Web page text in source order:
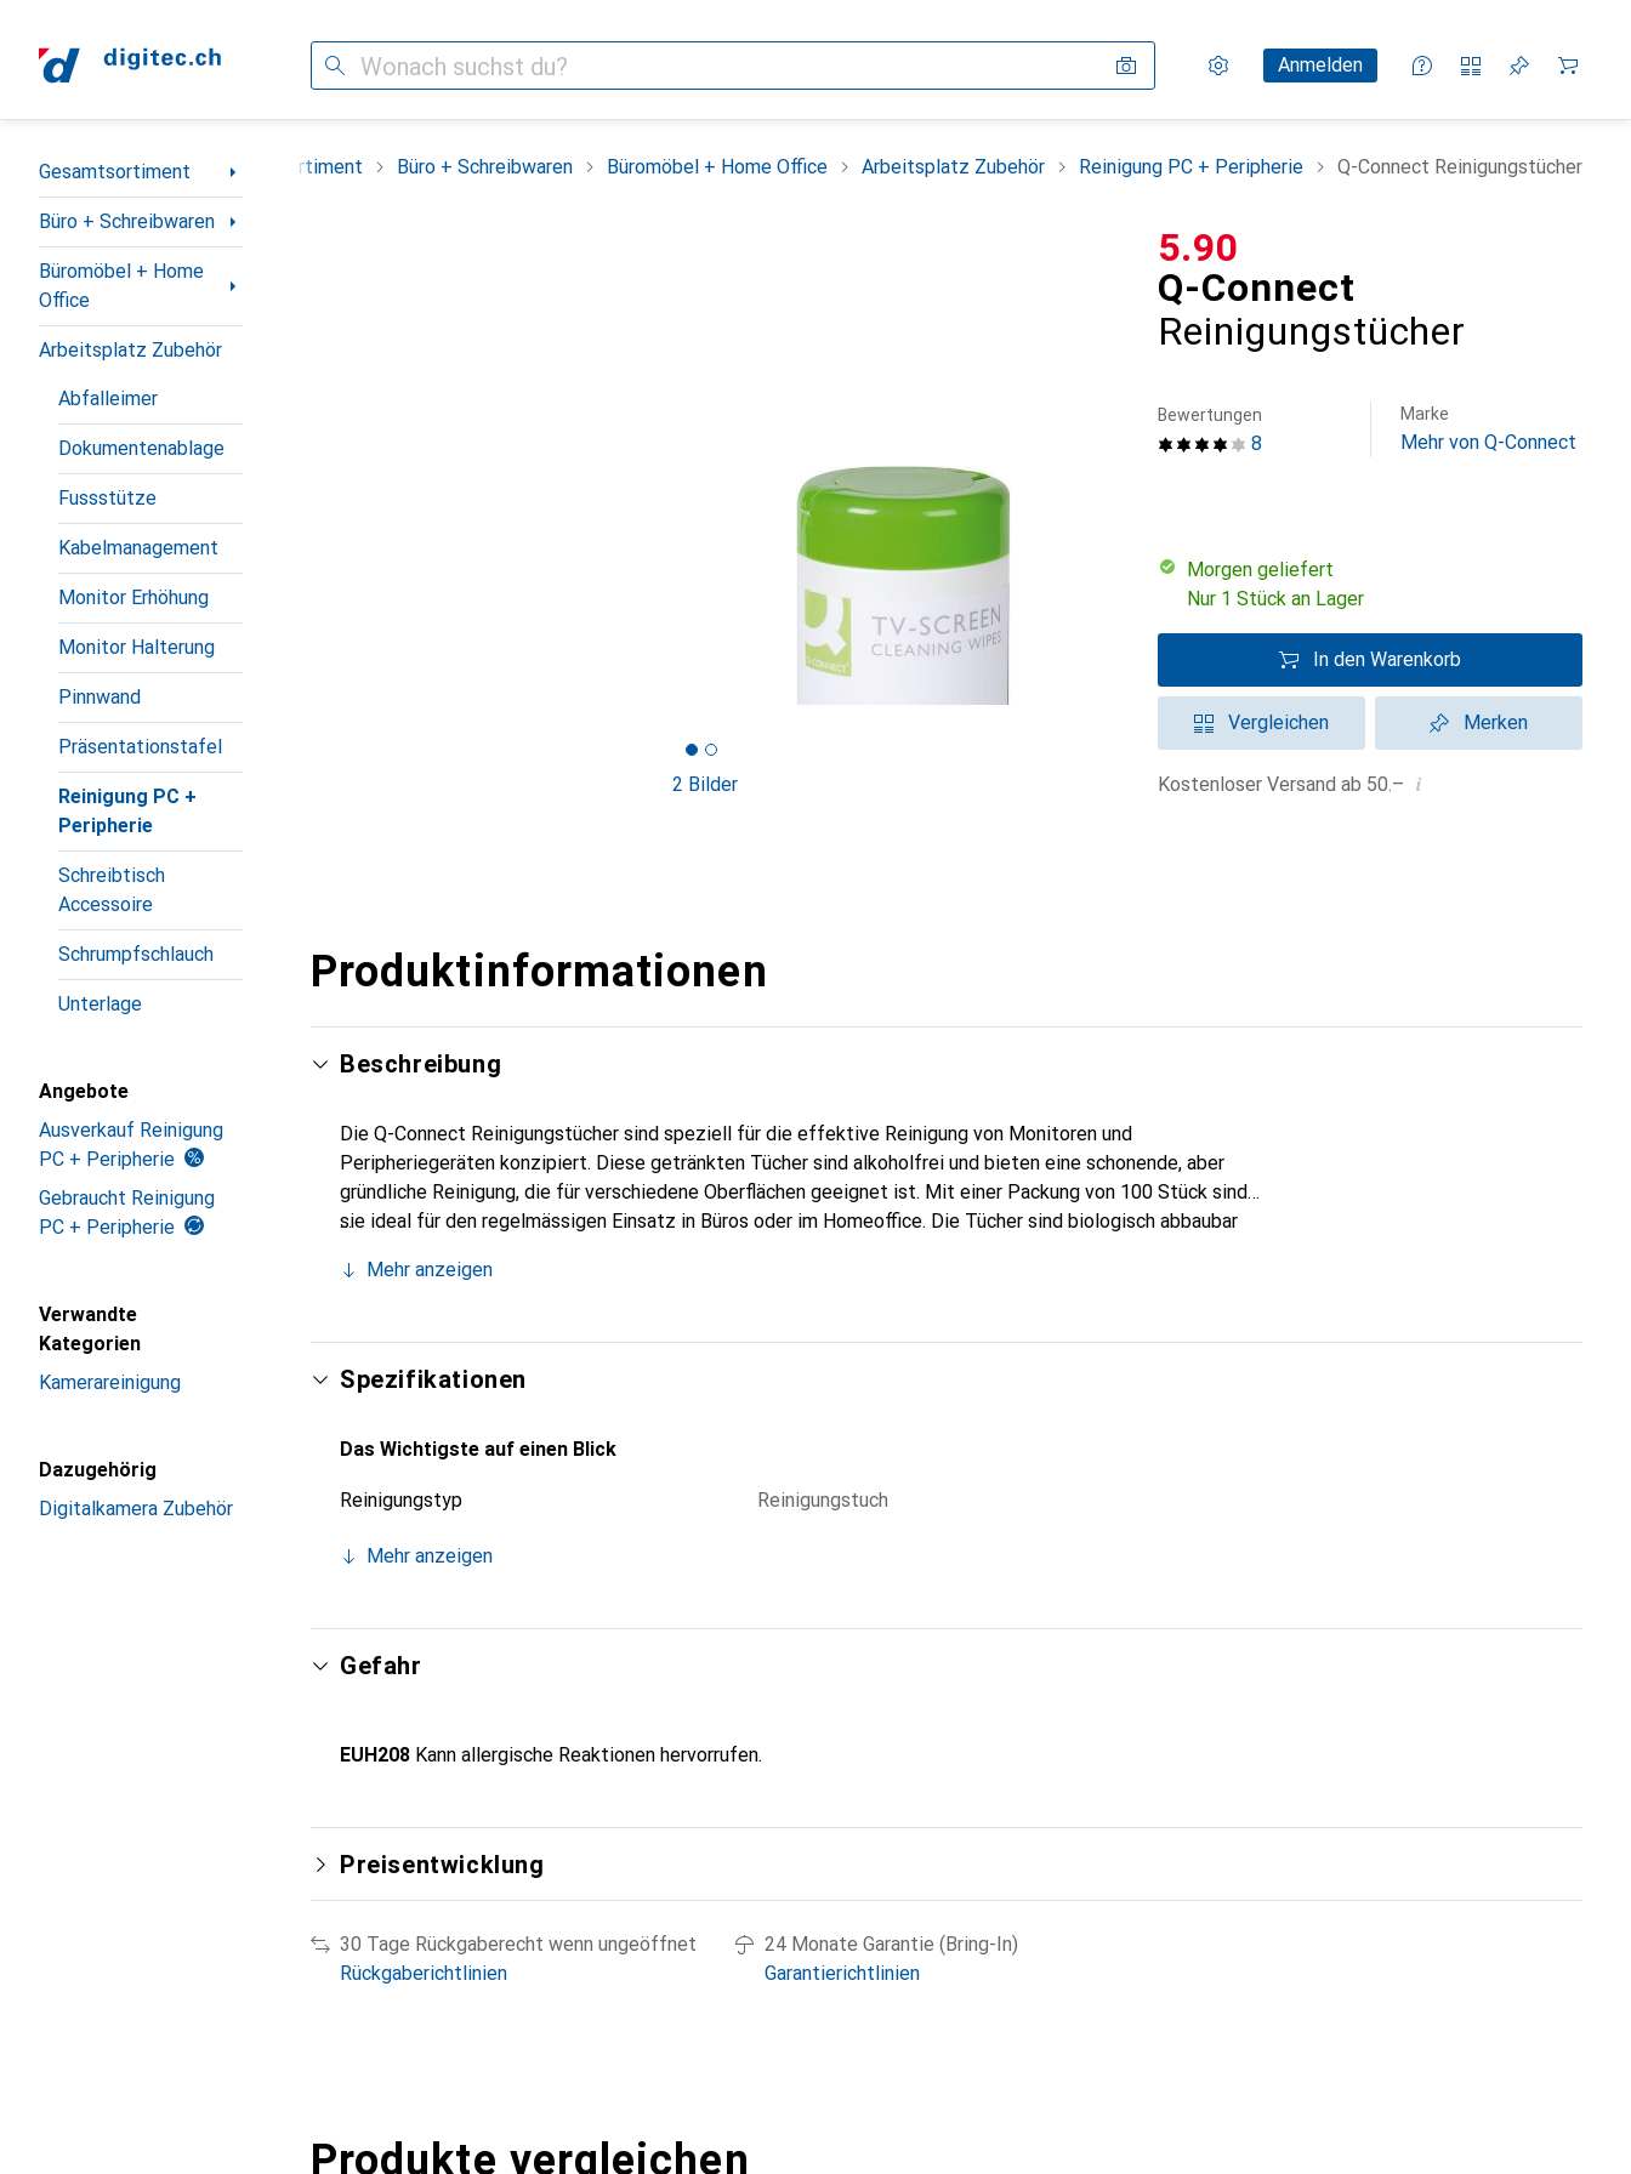
Suche Einstellungen
KundenkontoAnmelden
Vergleichslisten
Merklisten
Warenkorb
Navigation nach Kategorien
Gesamtsortiment
Büro + Schreibwaren
Büromöbel + Home
Office
Arbeitsplatz Zubehör
Abfalleimer
Dokumentenablage
Fussstütze
Kabelmanagement
Monitor Erhöhung
Monitor Halterung
Pinnwand
Präsentationstafel
Reinigung PC +
Peripherie
Schreibtisch
Accessoire
Schrumpfschlauch
Unterlage
Angebote
Ausverkauf Reinigung
PC + Peripherie
Gebraucht Reinigung
PC + Peripherie
Verwandte
Kategorien
Kamerareinigung
Dazugehörig
Digitalkamera Zubehör
Gesamtsortiment Büro + Schreibwaren Büromöbel + Home Office Arbeitsplatz Zubehör Reinigung PC + Peripherie Q-Connect Reinigungstücher
2 Bilder
Q-Connect
Reinigungstücher
CHF
5.90
8
Bewertungen Marke
Mehr von Q-Connect
morgen geliefert
Nur 1 Stück an Lager
In den Warenkorb
Vergleichen Merken
Kostenloser Versand ab 50.– i
Produktinformationen
Beschreibung
Die Q-Connect Reinigungstücher sind speziell für die effektive Reinigung von Monitoren und
Peripheriegeräten konzipiert. Diese getränkten Tücher sind alkoholfrei und bieten eine schonende, aber
gründliche Reinigung, die für verschiedene Oberflächen geeignet ist. Mit einer Packung von 100 Stück sind
sie ideal für den regelmässigen Einsatz in Büros oder im Homeoffice. Die Tücher sind biologisch abbaubar
zerlegbaren Dose geliefert werden. Die Verwendung dieser Reinigungstücher unterstützt nicht nur die
gehalten und bieten eine praktische Lösung für die Pflege Ihrer technischen Geräte. Die Anwendung ist
einfach und effizient, wodurch eine streifenfreie Reinigung gewährleistet wird. Diese Reinigungstücher sind
eine sinnvolle Ergänzung für jeden Arbeitsplatz, der Wert auf Hygiene und Nachhaltigkeit legt.
Mehr anzeigen
Spezifikationen
Das Wichtigste auf einen Blick
Reinigungstyp Reinigungstuch
Mehr anzeigen
Gefahr
EUH208 Kann allergische Reaktionen hervorrufen.
Preisentwicklung
30 Tage Rückgaberecht wenn ungeöffnet
Rückgaberichtlinien
24 Monate Garantie (Bring-In)
Garantierichtlinien
Produkte vergleichen